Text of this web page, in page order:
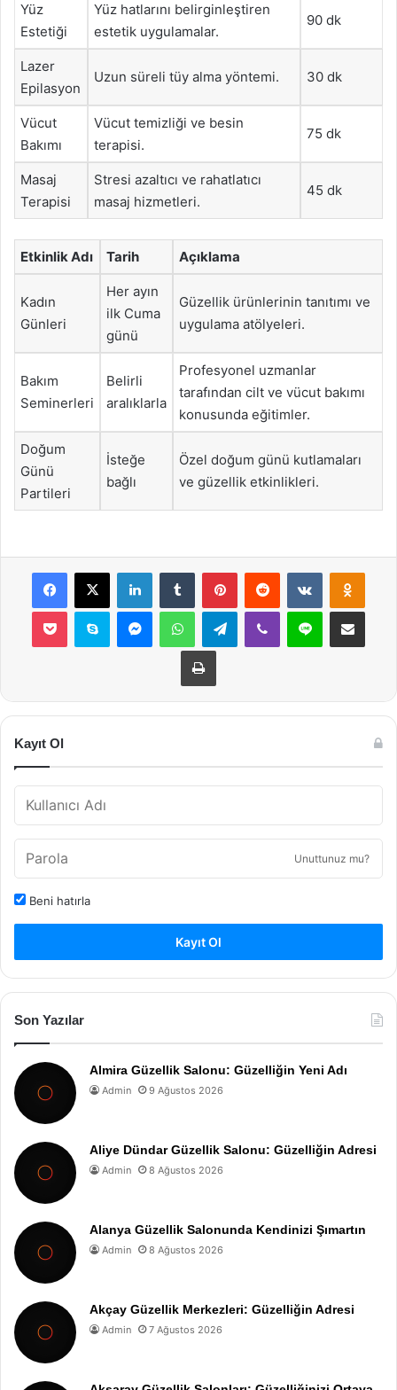
Yüz
Estetiği
Yüz hatlarını belirginleştiren
estetik uygulamalar.
90 dk
Lazer
Epilasyon
Uzun süreli tüy alma yöntemi. 30 dk
Vücut
Bakımı
Vücut temizliği ve besin
terapisi.
75 dk
Masaj
Terapisi
Stresi azaltıcı ve rahatlatıcı
masaj hizmetleri.
45 dk
Etkinlik Adı Tarih Açıklama
Kadın
Günleri
Her ayın
ilk Cuma
günü
Güzellik ürünlerinin tanıtımı ve
uygulama atölyeleri.
Bakım
Seminerleri
Belirli
aralıklarla
Profesyonel uzmanlar
tarafından cilt ve vücut bakımı
konusunda eğitimler.
Doğum
Günü
Partileri
İsteğe
bağlı
Özel doğum günü kutlamaları
ve güzellik etkinlikleri.
Facebook
X LinkedInTumblr PinterestReddit VKontakte
Pocket Skype MessengerWhatsAppTelegramViber Line E-Posta ile
Yazdır
Kayıt Ol
Unuttunuz mu?
Beni hatırla
Kayıt Ol
Son Yazılar
Almira Güzellik Salonu: Güzelliğin Yeni Adı
Admin 9 Ağustos 2026
Aliye Dündar Güzellik Salonu: Güzelliğin Adresi
Admin 8 Ağustos 2026
Alanya Güzellik Salonunda Kendinizi Şımartın
Admin 8 Ağustos 2026
Akçay Güzellik Merkezleri: Güzelliğin Adresi
Admin 7 Ağustos 2026